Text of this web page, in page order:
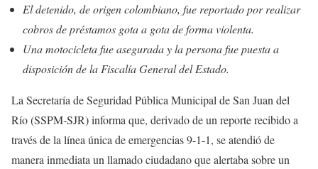
El detenido, de origen colombiano, fue reportado por realizar
cobros de préstamos gota a gota de forma violenta.
Una motocicleta fue asegurada y la persona fue puesta a
disposición de la Fiscalía General del Estado.
La Secretaría de Seguridad Pública Municipal de San Juan del
Río (SSPM-SJR) informa que, derivado de un reporte recibido a
través de la línea única de emergencias 9-1-1, se atendió de
manera inmediata un llamado ciudadano que alertaba sobre un